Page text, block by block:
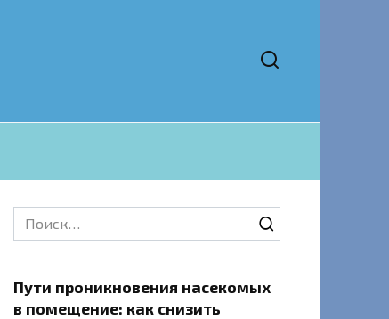
Search
for:
Пути проникновения насекомых
в помещение: как снизить